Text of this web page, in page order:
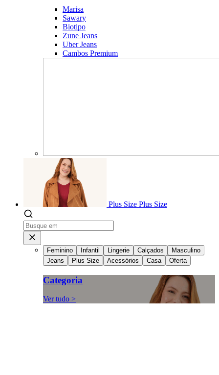
Marisa
Sawary
Biotipo
Zune Jeans
Uber Jeans
Cambos Premium
Plus Size Plus Size
Feminino Infantil Lingerie Calçados
Masculino
Jeans
Plus Size Acessórios Casa Oferta
Categoria
Ver tudo >